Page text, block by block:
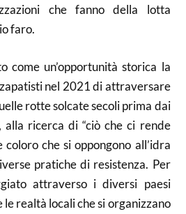
che fanno della lotta
faro.
come un’opportunità storica la
nel 2021 di attraversare
rotte solcate secoli prima dai
alla ricerca di “ciò che ci rende
coloro che si oppongono all’idra
pratiche di resistenza. Per
attraverso i diversi paesi
realtà locali che si organizzano